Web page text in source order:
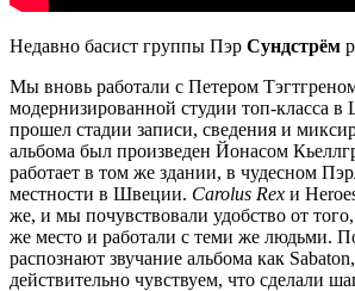
Недавно басист группы Пэр Сундстрём
Мы вновь работали с Петером
модернизированной студии топ-класса
прошел стадии записи, сведения и
альбома был произведен Йонасом
работает в том же здании, в чудесном
местности в Швеции. Carolus Rex и
же, и мы почувствовали удобство от
же место и работали с теми же людьми.
распознают звучание альбома как
действительно чувствуем, что сделали